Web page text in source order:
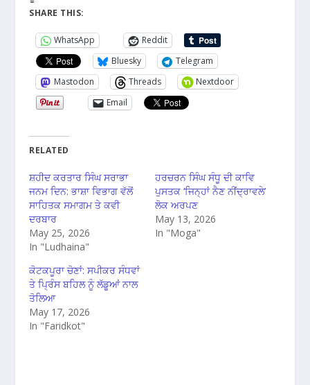
SHARE THIS:
WhatsApp
Reddit
Bluesky
Telegram
Mastodon
Threads
Nextdoor
Email
RELATED
ਸ਼ਹੀਦ ਕਰਤਾਰ ਸਿੰਘ ਸਰਾਭਾ
ਜਨਮ ਦਿਨ: ਭਾਸ਼ਾ ਵਿਭਾਗ ਵੱਲੋਂ
ਸਾਹਿਤਕ ਸਮਾਗਮ ਤੇ ਕਵੀ
ਦਰਬਾਰ
May 25, 2026
In "Ludhaina"
ਹਰਚਰਨ ਸਿੰਘ ਸੰਧੂ ਦੀ ਕਾਵਿ
ਪੁਸਤਕ ‘ਜਿਨ੍ਹਾਂ ਨੈਣ ਨੀਂਦ੍ਰਾਵਲੇ’
ਲੋਕ ਅਰਪਣ
May 13, 2026
In "Moga"
ਕੋਟਕਪੂਰਾ ਚੋਣਾਂ: ਸਪੀਕਰ ਸੰਧਵਾਂ
ਤੇ ਪ੍ਰਿੰਸ ਬਹਿਲ ਨੂੰ ਲੱਡੂਆਂ ਨਾਲ
ਤੋਲਿਆ
May 17, 2026
In "Faridkot"